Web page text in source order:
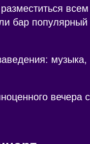
бар
вечера